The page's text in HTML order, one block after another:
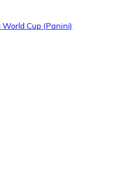
Cup (Panini)